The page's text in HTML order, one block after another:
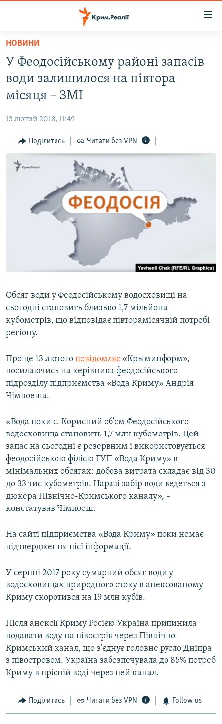
Перейти
основного
матеріалу
Перейти
до
основної
Перейти
до
пошуку
ВОДА.КРИМ
ВІДЕО ТА ФОТО
БЛОГИ
ПОГЛЯД
ІНТЕРВ'Ю
СПЕЦПРОЕКТИ
ДЕПОРТАЦІЯ
ВІДЕОУРОКИ «ELIFBE»
СВІДЧЕННЯ ОКУПАЦІЇ
УКРАЇНСЬКА ПРОБЛЕМА КРИМУ
ЯК ОБІЙТИ БЛОКУВАННЯ
Усі сайти RFE/RL
НОВИНИ
У Феодосійському районі запасів
води залишилося на півтора
місяця – ЗМІ
13 лютий 2018, 11:49
Поділитись Читати без VPN
Обсяг води у Феодосійському водосховищі на
сьогодні становить близько 1,7 мільйона
кубометрів, що відповідає півторамісячній потребі
регіону.
Про це 13 лютого повідомляє «Крыминформ»,
посилаючись на керівника феодосійського
підрозділу підприємства «Вода Криму» Андрія
Чімпоеша.
«Вода поки є. Корисний об'єм Феодосійського
водосховища становить 1,7 млн кубометрів. Цей
запас на сьогодні є резервним і використовується
феодосійською філією ГУП «Вода Криму» в
мінімальних обсягах: добова витрата складає від 30
до 33 тис кубометрів. Наразі забір води ведеться з
дюкера Північно-Кримського каналу», –
констатував Чімпоеш.
На сайті підприємства «Вода Криму» поки немає
підтвердження цієї інформації.
У серпні 2017 року сумарний обсяг води у
водосховищах природного стоку в анексованому
Криму скоротився на 19 млн кубів.
Після анексії Криму Росією Україна припинила
подавати воду на півострів через Північно-
Кримський канал, що з'єднує головне русло Дніпра
з півостровом. Україна забезпечувала до 85% потреб
Криму в прісній воді через цей канал.
Поділитись Читати без VPN Follow us